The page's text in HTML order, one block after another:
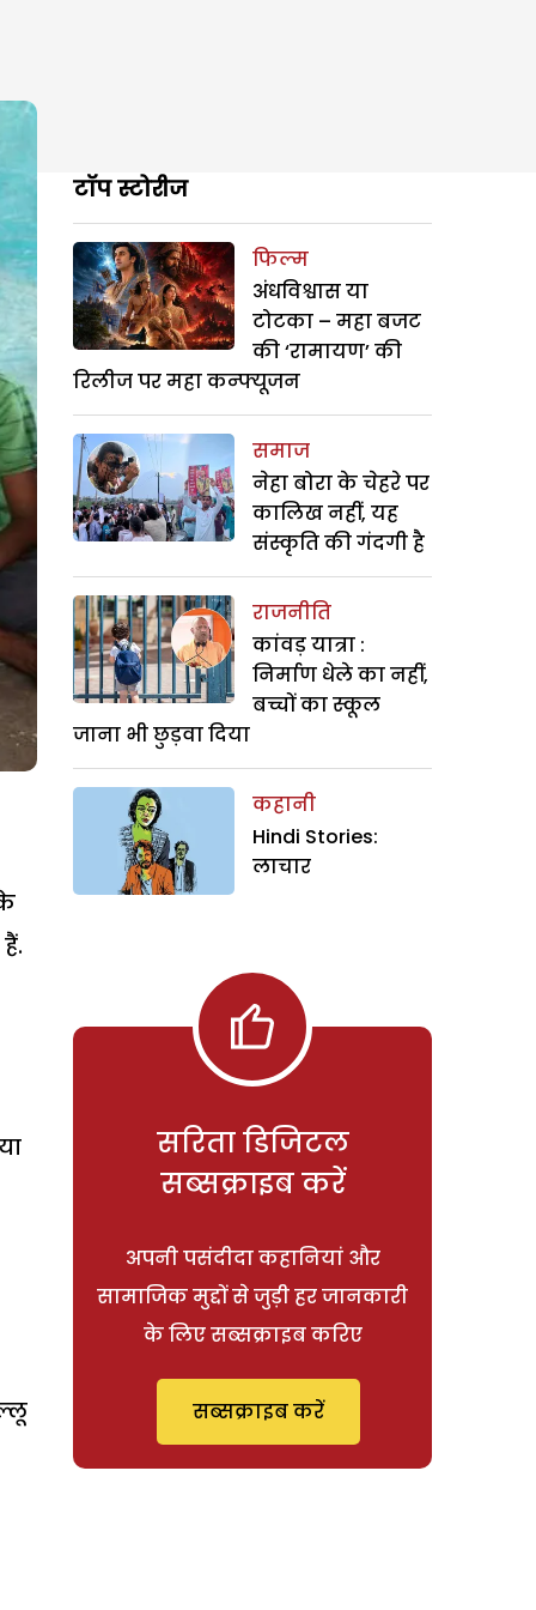
टॉप स्टोरीज
फिल्म
अंधविश्वास या
टोटका – महा बजट
की ‘रामायण’ की
रिलीज पर महा कन्फ्यूजन
समाज
नेहा बोरा के चेहरे पर
कालिख नहीं, यह
संस्कृति की गंदगी है
राजनीति
कांवड़ यात्रा :
निर्माण धेले का नहीं,
बच्चों का स्कूल
जाना भी छुड़वा दिया
कहानी
Hindi Stories:
लाचार
सरिता डिजिटल
सब्सक्राइब करें
अपनी पसंदीदा कहानियां और
सामाजिक मुद्दों से जुड़ी हर जानकारी
के लिए सब्सक्राइब करिए
सब्सक्राइब करें